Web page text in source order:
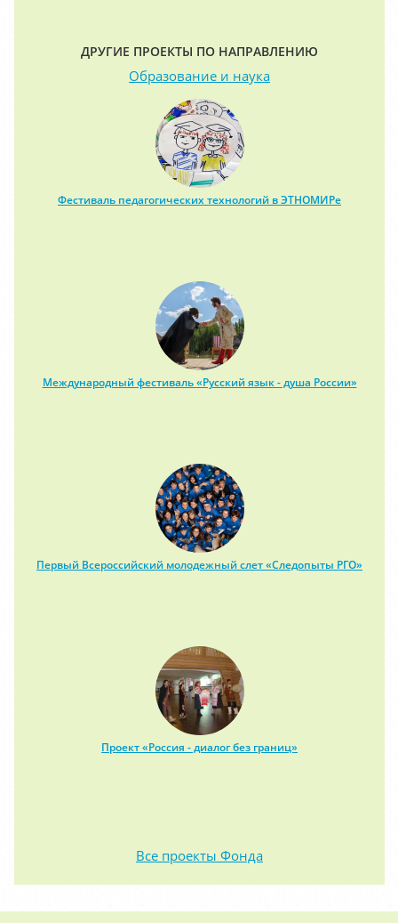
ДРУГИЕ ПРОЕКТЫ ПО НАПРАВЛЕНИЮ
Образование и наука
Фестиваль педагогических технологий в ЭТНОМИРе
Международный фестиваль «Русский язык - душа России»
Первый Всероссийский молодежный слет «Следопыты РГО»
Проект «Россия - диалог без границ»
Все проекты Фонда